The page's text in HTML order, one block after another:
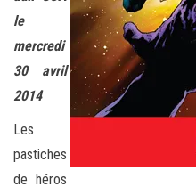
le
mercredi
30 avril
2014
Les
pastiches
de héros